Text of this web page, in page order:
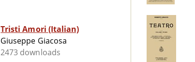
Tristi Amori (Italian)
Giuseppe Giacosa
2473 downloads